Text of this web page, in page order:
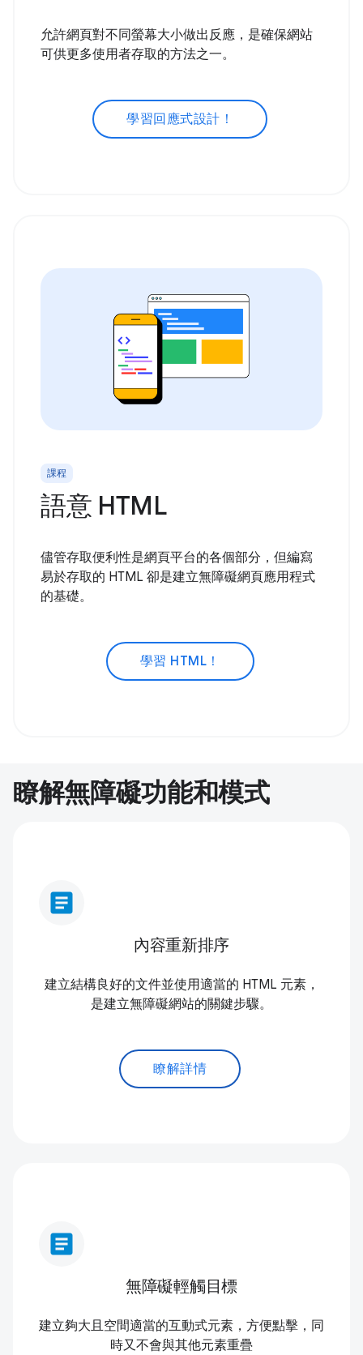
允許網頁對不同螢幕大小做出反應，是確保網站
可供更多使用者存取的方法之一。
學習回應式設計！
課程
語意 HTML
儘管存取便利性是網頁平台的各個部分，但編寫
易於存取的 HTML 卻是建立無障礙網頁應用程式
的基礎。
學習 HTML！
瞭解無障礙功能和模式
article
內容重新排序
建立結構良好的文件並使用適當的 HTML 元素，
是建立無障礙網站的關鍵步驟。
瞭解詳情
article
無障礙輕觸目標
建立夠大且空間適當的互動式元素，方便點擊，同
時又不會與其他元素重疊